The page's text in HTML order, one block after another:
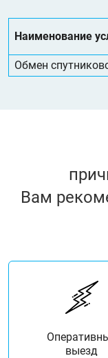
Наименование
Обмен
Вам
выезд